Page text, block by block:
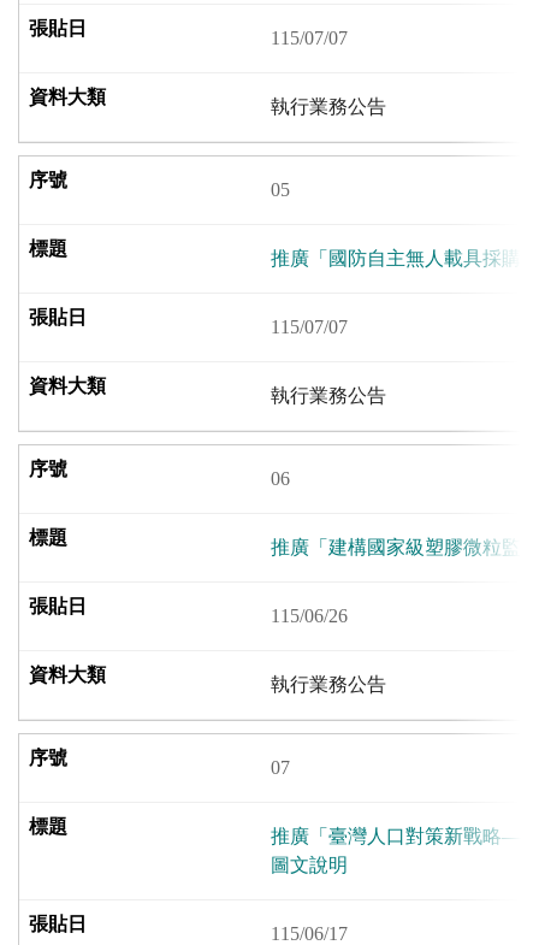
115/07/07
執行業務公告
05
推廣「國防自主無人載具採購
115/07/07
執行業務公告
06
推廣「建構國家級塑膠微粒監
115/06/26
執行業務公告
07
推廣「臺灣人口對策新戰略—
圖文說明
115/06/17